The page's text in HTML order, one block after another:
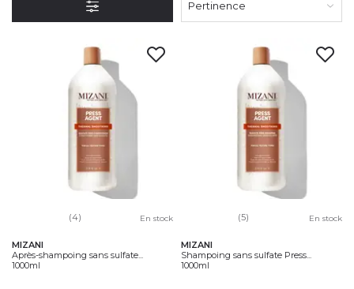
Pertinence
(4) En stock
MIZANI
Après-shampoing sans sulfate...
1000ml
(5) En stock
MIZANI
Shampoing sans sulfate Press...
1000ml